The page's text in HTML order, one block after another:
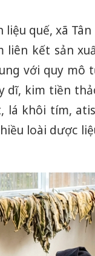
quế, xã
kết sản
với quy mô
dĩ, kim tiền
lá khôi tím,
loài dược